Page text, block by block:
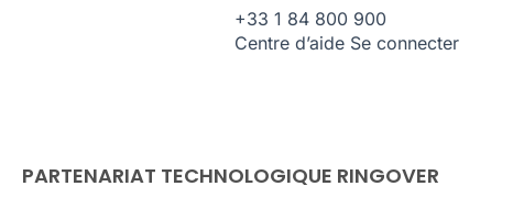
+33 1 84 800 900
Centre d’aide Se connecter
PARTENARIAT TECHNOLOGIQUE RINGOVER